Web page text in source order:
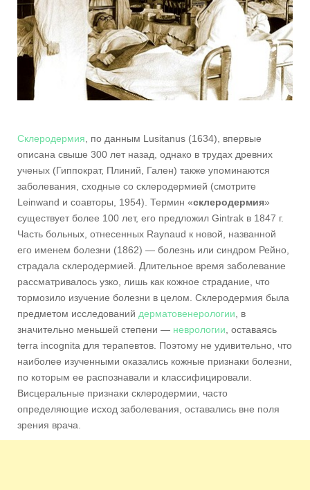
Склеродермия , по данным Lusitanus (1634), впервые
описана свыше 300 лет назад, однако в трудах древних
ученых (Гиппократ, Плиний, Гален) также упоминаются
заболевания, сходные со склеродермией (смотрите
Leinwand и соавторы, 1954). Термин «склеродермия»
существует более 100 лет, его предложил Gintrak в 1847 г.
Часть больных, отнесенных Raynaud к новой, названной
его именем болезни (1862) — болезнь или синдром Рейно,
страдала склеродермией. Длительное время заболевание
рассматривалось узко, лишь как кожное страдание, что
тормозило изучение болезни в целом. Склеродермия была
предметом исследований дерматовенерологии , в
значительно меньшей степени — неврологии , оставаясь
terra incognita для терапевтов. Поэтому не удивительно, что
наиболее изученными оказались кожные признаки болезни,
по которым ее распознавали и классифицировали.
Висцеральные признаки склеродермии, часто
определяющие исход заболевания, оставались вне поля
зрения врача.